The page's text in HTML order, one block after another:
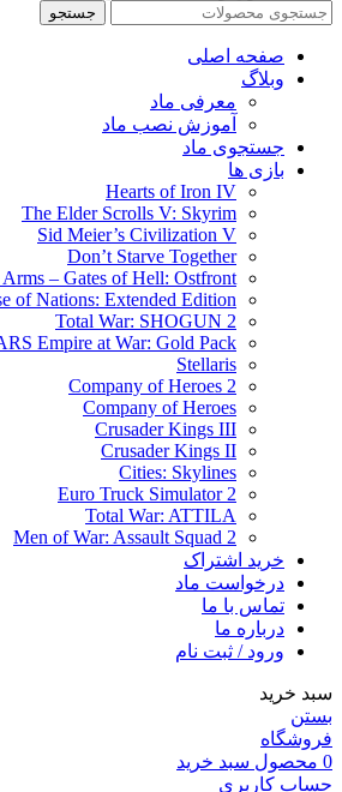
جستجو
صفحه اصلی
وبلاگ
معرفی ماد
آموزش نصب ماد
جستجوی ماد
بازی ها
Hearts of Iron IV
The Elder Scrolls V: Skyrim
Sid Meier’s Civilization V
Don’t Starve Together
– Gates of Hell: Ostfront
of Nations: Extended Edition
Total War: SHOGUN 2
Empire at War: Gold Pack
Stellaris
Company of Heroes 2
Company of Heroes
Crusader Kings III
Crusader Kings II
Cities: Skylines
Euro Truck Simulator 2
Total War: ATTILA
Men of War: Assault Squad 2
خرید اشتراک
درخواست ماد
تماس با ما
درباره ما
ورود / ثبت نام
سبد خرید
بستن
فروشگاه
0 محصول سبد خرید
حساب کاربری